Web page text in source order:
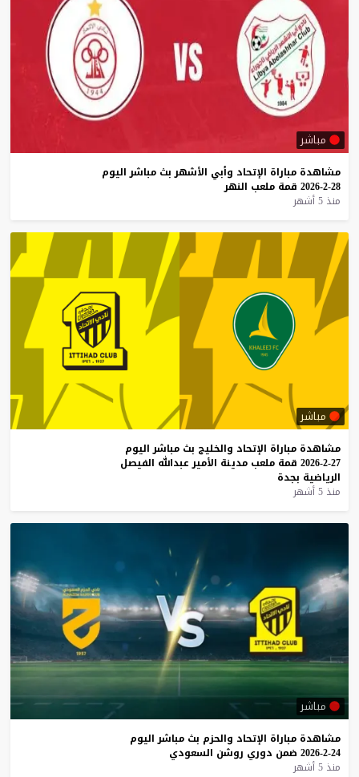
مباشر
مشاهدة مباراة الإتحاد وأبي الأشهر بث مباشر اليوم
28-2-2026
قمة ملعب النهر
منذ 5 أشهر
مباشر
مشاهدة مباراة الإتحاد والخليج بث مباشر اليوم
27-2-2026
قمة ملعب مدينة الأمير عبدالله الفيصل
الرياضية بجدة
منذ 5 أشهر
مباشر
مشاهدة مباراة الإتحاد والحزم بث مباشر اليوم
24-2-2026
ضمن دوري روشن السعودي
منذ 5 أشهر